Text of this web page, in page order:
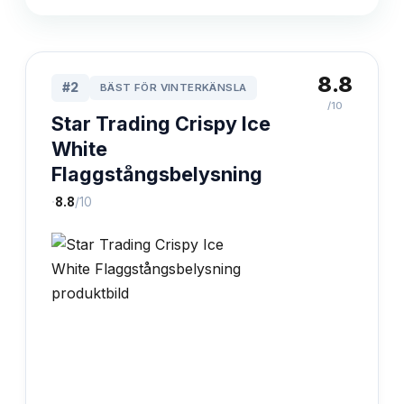
#2 BÄST FÖR VINTERKÄNSLA
Star Trading Crispy Ice
White
Flaggstångsbelysning
·8.8/10
8.8
/10